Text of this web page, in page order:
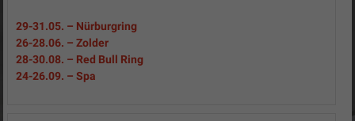
29-31.05. – Nürburgring
26-28.06. – Zolder
28-30.08. – Red Bull Ring
24-26.09. – Spa